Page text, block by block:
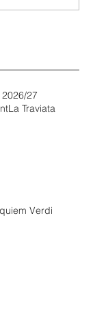
27
Traviata
Verdi